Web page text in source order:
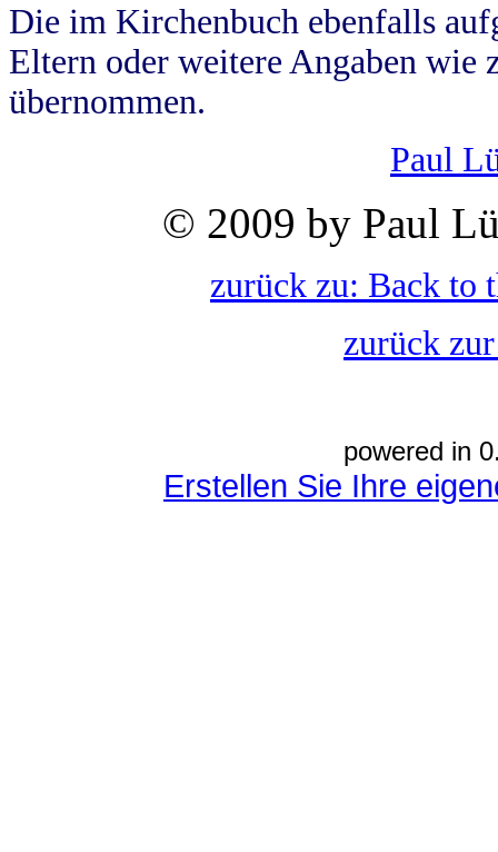
Die im Kirchenbuch ebenfalls
Eltern oder weitere Angaben wie
übernommen.
Paul
© 2009 by Paul
zurück zu: Back to
zurück
powered in
Erstellen Sie Ihre